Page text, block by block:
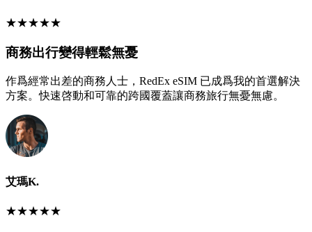
★★★★★
商務出行變得輕鬆無憂
作爲經常出差的商務人士，RedEx eSIM 已成爲我的首選解決
方案。快速啓動和可靠的跨國覆蓋讓商務旅行無憂無慮。
艾瑪K.
★★★★★